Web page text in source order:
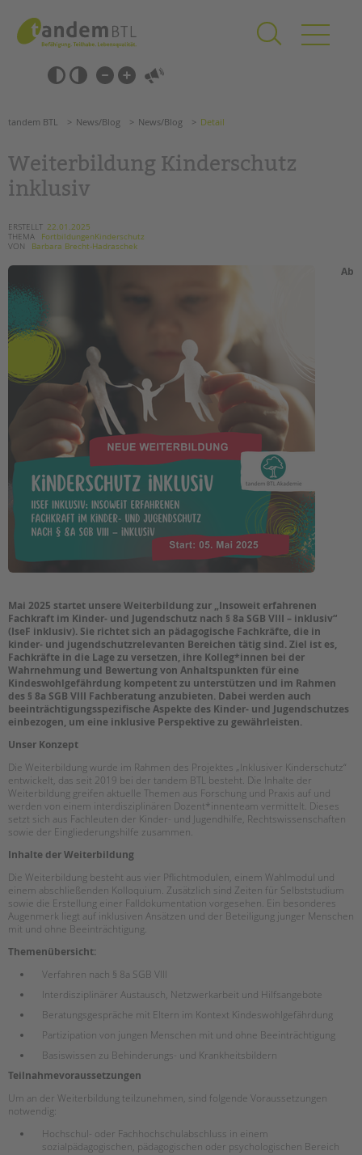
springen
Barrierefrei-
Einstellungen
überspringen
überspringen
SCHULE & GANZTAG
Oberschulen
Förderzentren
Schulbezogene Sozialarbeit
Tagesgruppen
HILFEN ZUR ERZIEHUNG
EINGLIEDERUNGSHILFE
BETREUTES WOHNEN
TANDEM BTL AKADEMIE
Zertfikatskurse
Seminarkalender
Seminarräume
PROFIL | LEITBILD
Bereiche im Überblick
Kinder- und Jugendschutz
Unsere Videos
Gesellschafter VdK
schoolcoach BTL
tandem international
Stellenangebote
tandem als Arbeitgeberin
NEWS/BLOG
unkuerzbar
Briefe an Kai
PRESSE
Magazin
KONTAKT
Impressum
Datenschutz
Hinweisgebersystem
Intranet
Suchen
tandem BTL News/Blog News/Blog Detail
Weiterbildung Kinderschutz
inklusiv
ERSTELLT 22.01.2025
THEMA
FortbildungenKinderschutz
VON
Barbara Brecht-Hadraschek
Ab
Mai 2025 startet unsere Weiterbildung zur „Insoweit erfahrenen
Fachkraft im Kinder- und Jugendschutz nach § 8a SGB VIII – inklusiv“
(IseF inklusiv). Sie richtet sich an pädagogische Fachkräfte, die in
kinder- und jugendschutzrelevanten Bereichen tätig sind. Ziel ist es,
Fachkräfte in die Lage zu versetzen, ihre Kolleg*innen bei der
Wahrnehmung und Bewertung von Anhaltspunkten für eine
Kindeswohlgefährdung kompetent zu unterstützen und im Rahmen
des § 8a SGB VIII Fachberatung anzubieten. Dabei werden auch
beeinträchtigungsspezifische Aspekte des Kinder- und Jugendschutzes
einbezogen, um eine inklusive Perspektive zu gewährleisten.
Unser Konzept
Die Weiterbildung wurde im Rahmen des Projektes „Inklusiver Kinderschutz“
entwickelt, das seit 2019 bei der tandem BTL besteht. Die Inhalte der
Weiterbildung greifen aktuelle Themen aus Forschung und Praxis auf und
werden von einem interdisziplinären Dozent*innenteam vermittelt. Dieses
setzt sich aus Fachleuten der Kinder- und Jugendhilfe, Rechtswissenschaften
sowie der Eingliederungshilfe zusammen.
Inhalte der Weiterbildung
Die Weiterbildung besteht aus vier Pflichtmodulen, einem Wahlmodul und
einem abschließenden Kolloquium. Zusätzlich sind Zeiten für Selbststudium
sowie die Erstellung einer Falldokumentation vorgesehen. Ein besonderes
Augenmerk liegt auf inklusiven Ansätzen und der Beteiligung junger Menschen
mit und ohne Beeinträchtigung.
Themenübersicht:
Verfahren nach § 8a SGB VIII
Interdisziplinärer Austausch, Netzwerkarbeit und Hilfsangebote
Beratungsgespräche mit Eltern im Kontext Kindeswohlgefährdung
Partizipation von jungen Menschen mit und ohne Beeinträchtigung
Basiswissen zu Behinderungs- und Krankheitsbildern
Teilnahmevoraussetzungen
Um an der Weiterbildung teilzunehmen, sind folgende Voraussetzungen
notwendig:
Hochschul- oder Fachhochschulabschluss in einem
sozialpädagogischen, pädagogischen oder psychologischen Bereich